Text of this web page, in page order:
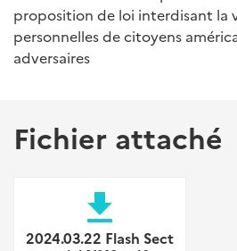
proposition de loi interdisant la
personnelles de citoyens
adversaires
Fichier attaché
file_download
2024.03.22 Flash Sect